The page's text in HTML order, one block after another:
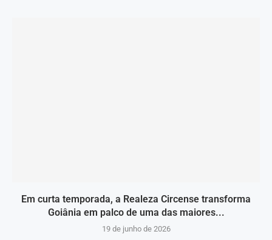
Em curta temporada, a Realeza Circense transforma
Goiânia em palco de uma das maiores...
19 de junho de 2026